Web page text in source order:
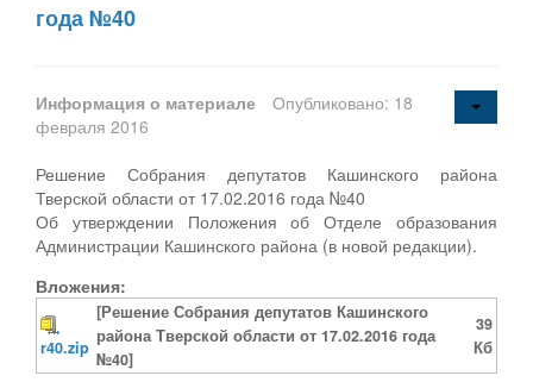
года №40
Информация о материале
Опубликовано: 18
февраля 2016
Решение Собрания депутатов Кашинского района
Тверской области от 17.02.2016 года №40
Об утверждении Положения об Отделе образования
Администрации Кашинского района (в новой редакции).
Вложения:
r40.zip
[Решение Собрания депутатов Кашинского
района Тверской области от 17.02.2016 года
№40]
39
Кб